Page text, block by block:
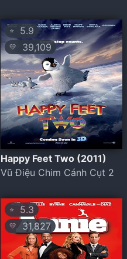
⭐ 5.9
💛 39,109
Happy Feet Two (2011)
Vũ Điệu Chim Cánh Cụt 2
⭐ 5.3
💛31,827